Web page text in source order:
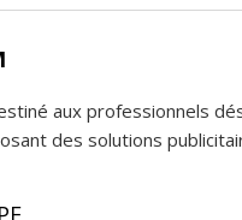
aux professionnels
des solutions